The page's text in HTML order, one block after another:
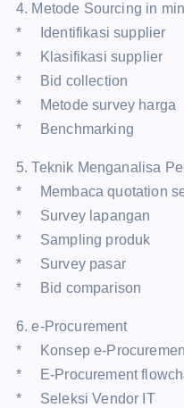
4. Metode Sourcing in
* Identifikasi supplier
* Klasifikasi supplier
* Bid collection
* Metode survey harga
* Benchmarking
5. Teknik Menganalisa
* Membaca quotation
* Survey lapangan
* Sampling produk
* Survey pasar
* Bid comparison
6. e-Procurement
* Konsep e-
* E-Procurement
* Seleksi Vendor IT